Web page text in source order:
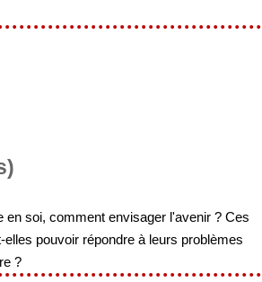
soi, comment envisager l'avenir ? Ces
pouvoir répondre à leurs problèmes
?